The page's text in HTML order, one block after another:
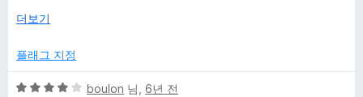
The normal 'Save Entire Page' (going by how many images
of X4 of the normal screen.
Windows so the performance may be better for Windows.
눌
서
더보기
플래그 지정
5
boulon 님, 6년 전